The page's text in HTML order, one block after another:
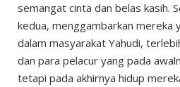
semangat cinta dan belas kasih.
kedua, menggambarkan mereka
dalam masyarakat Yahudi,
dan para pelacur yang pada
tetapi pada akhirnya hidup